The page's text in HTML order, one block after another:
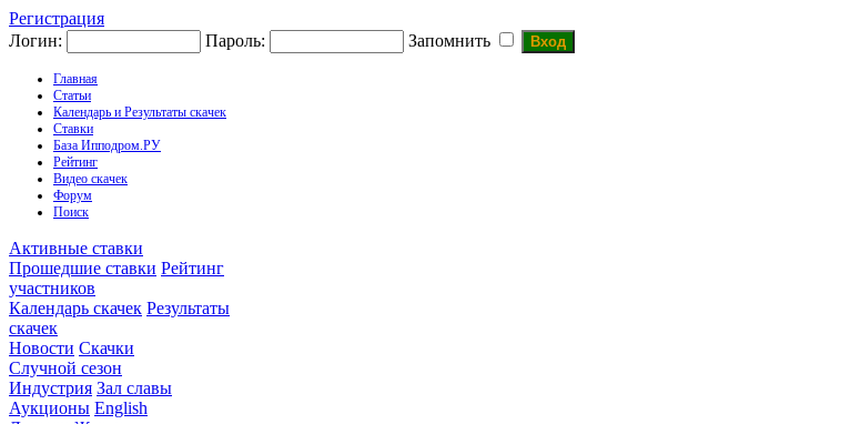
Регистрация
Логин:
Пароль: Запомнить
Главная
Статьи
Календарь и Результаты скачек
Ставки
База Ипподром.РУ
Рейтинг
Видео скачек
Форум
Поиск
Активные ставки
Прошедшие ставки Рейтинг
участников
Календарь скачек Результаты
скачек
Новости Скачки
Случной сезон
Индустрия Зал славы
Аукционы English